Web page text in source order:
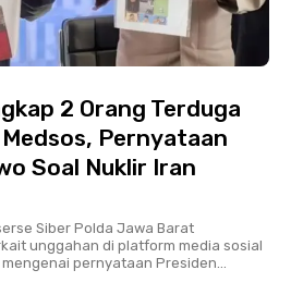
2 Orang Terduga
Pernyataan
Soal Nuklir Iran
Siber Polda Jawa Barat
unggahan di platform media sosial
pernyataan Presiden...